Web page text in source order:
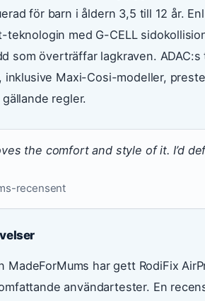
för barn i åldern 3,5 till 12 år.
teknologin med G-CELL
som överträffar lagkraven.
inklusive Maxi-Cosi-modeller,
regler.
the comfort and style of it. I’d
recensent
MadeForMums har gett RodiFix
användartester. En